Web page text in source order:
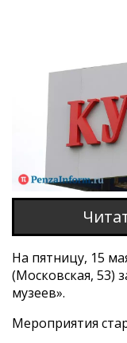
На пятницу, 15
(Московская, 53)
музеев».
Мероприятия